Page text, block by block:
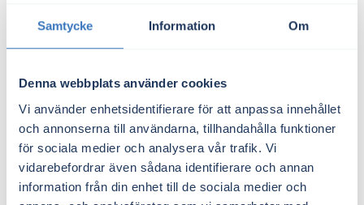
Samtycke Information Om
Denna webbplats använder cookies
Vi använder enhetsidentifierare för att anpassa innehållet
och annonserna till användarna, tillhandahålla funktioner
för sociala medier och analysera vår trafik. Vi
vidarebefordrar även sådana identifierare och annan
information från din enhet till de sociala medier och
utifrån elområde, förbrukning och avtalstyp.
Införandet av flödesbaserad
marknadskoppling är ett stort steg i riktning
mot ett mer integrerat och effektivt europeiskt
elsystem. Men för svenska elkonsumenter kan
det innebära olika utfall beroende på var i